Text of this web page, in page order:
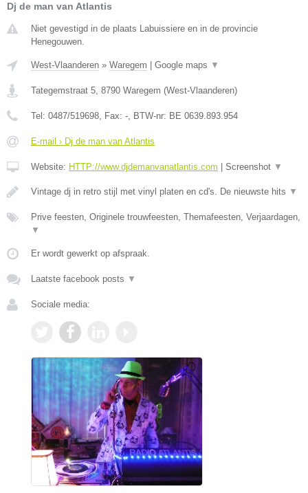
Dj de man van Atlantis
Niet gevestigd in de plaats Labuissiere en in de provincie
Henegouwen.
West-Vlaanderen » Waregem Google maps ▼
Tategemstraat 5, 8790 Waregem (West-Vlaanderen)
Tel: 0487/519698, Fax: -, BTW-nr: BE 0639.893.954
E-mail › Dj de man van Atlantis
Website: HTTP://www.djdemanvanatlantis.com Screenshot ▼
Vintage dj in retro stijl met vinyl platen en cd's. De nieuwste hits ▼
Prive feesten, Originele trouwfeesten, Themafeesten, Verjaardagen,
▼
Er wordt gewerkt op afspraak.
Laatste facebook posts ▼
Sociale media: